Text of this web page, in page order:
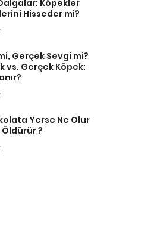
Köpekler
Hisseder mi?
Gerçek Sevgi mi?
vs. Gerçek Köpek:
Yerse Ne Olur
Öldürür ?